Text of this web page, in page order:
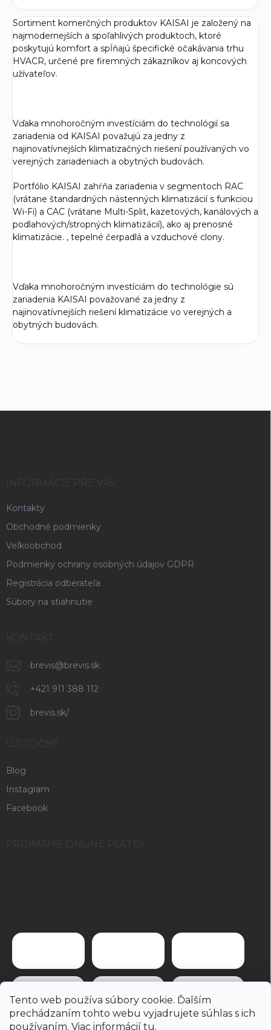
Tento web používa súbory cookie. Ďalším
prechádzaním tohto webu vyjadrujete súhlas s ich
používaním. Viac informácií tu.
Sortiment komerčných produktov KAISAI je založený na
najmodernejších a spoľahlivých produktoch, ktoré
poskytujú komfort a spĺňajú špecifické očakávania trhu
HVACR, určené pre firemných zákazníkov aj koncových
užívateľov.
Vďaka mnohoročným investíciám do technológií sa
zariadenia od KAISAI považujú za jedny z
najinovatívnejších klimatizačných riešení používaných vo
verejných zariadeniach a obytných budovách.
Portfólio KAISAI zahŕňa zariadenia v segmentoch RAC
(vrátane štandardných nástenných klimatizácií s funkciou
Wi-Fi) a CAC (vrátane Multi-Split, kazetových, kanálových a
podlahových/stropných klimatizácií), ako aj prenosné
klimatizácie. , tepelné čerpadlá a vzduchové clony.
Vďaka mnohoročným investíciám do technológie sú
zariadenia KAISAI považované za jedny z
najinovatívnejších riešení klimatizácie vo verejných a
obytných budovách.
INFORMÁCIE PRE VÁS
Kontakty
Obchodné podmienky
Veľkoobchod
Podmienky ochrany osobných údajov GDPR
Registrácia odberateľa
Súbory na stiahnutie
KONTAKT
brevis@brevis.sk
+421 911 388 112
brevis.sk/
UŽITOČNÉ
Blog
Instagram
Facebook
PRIJÍMAME ONLINE PLATBY